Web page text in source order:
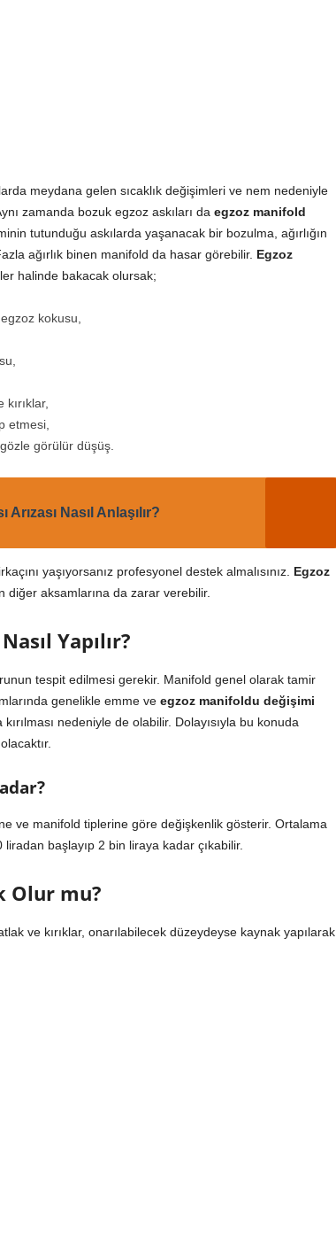
meydana gelen sıcaklık değişimleri ve nem nedeniyle
zamanda bozuk egzoz askıları da egzoz manifold
tutunduğu askılarda yaşanacak bir bozulma, ağırlığın
ağırlık binen manifold da hasar görebilir. Egzoz
halinde bakacak olursak;
kokusu,
etmesi,
görülür düşüş.
Arızası Nasıl Anlaşılır?
yaşıyorsanız profesyonel destek almalısınız. Egzoz
diğer aksamlarına da zarar verebilir.
Yapılır?
tespit edilmesi gerekir. Manifold genel olarak tamir
genelikle emme ve egzoz manifoldu değişimi
kırılması nedeniyle de olabilir. Dolayısıyla bu konuda
ve manifold tiplerine göre değişkenlik gösterir. Ortalama
başlayıp 2 bin liraya kadar çıkabilir.
Olur mu?
ve kırıklar, onarılabilecek düzeydeyse kaynak yapılarak